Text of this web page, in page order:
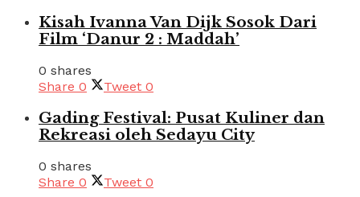
Kisah Ivanna Van Dijk Sosok Dari
Film ‘Danur 2 : Maddah’
0 shares
Share 0 Tweet 0
Gading Festival: Pusat Kuliner dan
Rekreasi oleh Sedayu City
0 shares
Share 0 Tweet 0